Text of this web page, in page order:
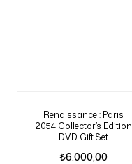
Renaissance : Paris
2054 Collector’s Edition
DVD Gift Set
₺6.000,00